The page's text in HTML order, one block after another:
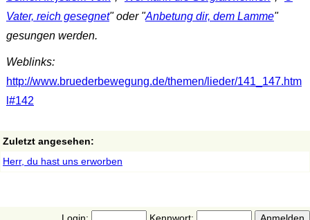
Vater, reich gesegnet" oder "Anbetung dir, dem Lamme"
gesungen werden.
Weblinks:
http://www.bruederbewegung.de/themen/lieder/141_147.htm
l#142
Zuletzt angesehen:
Herr, du hast uns erworben